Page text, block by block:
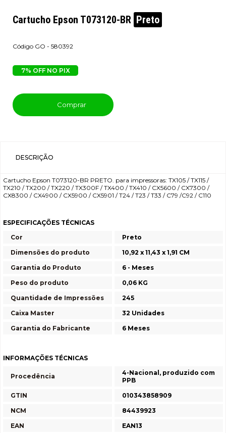
Cartucho Epson T073120-BR Preto
GO - 580392
7% OFF NO PIX
Comprar
DESCRIÇÃO
Cartucho Epson T073120-BR PRETO. para impressoras: TX105 / TX115 /
TX210 / TX200 / TX220 / TX300F / TX400 / TX410 / CX5600 / CX7300 /
CX8300 / CX4900 / CX5900 / CX5901 / T24 / T23 / T33 / C79 /C92 / C110
ESPECIFICAÇÕES TÉCNICAS
Cor
Preto
Dimensões do produto
10,92 x 11,43 x 1,91 CM
Garantia do Produto
6 - Meses
Peso do produto
0,06 KG
Quantidade de Impressões
245
Caixa Master
32 Unidades
Garantia do Fabricante
6 Meses
INFORMAÇÕES TÉCNICAS
Procedência
4-Nacional, produzido com
PPB
GTIN
010343858909
NCM
84439923
EAN
EAN13